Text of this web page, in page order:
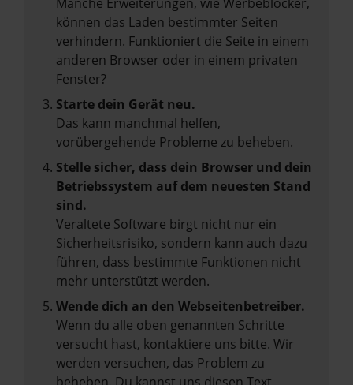
können das Laden bestimmter Seiten
verhindern. Funktioniert die Seite in einem
anderen Browser oder in einem privaten
Fenster?
Starte dein Gerät neu.
Das kann manchmal helfen,
vorübergehende Probleme zu beheben.
Stelle sicher, dass dein Browser und dein
Betriebssystem auf dem neuesten Stand
sind.
Veraltete Software birgt nicht nur ein
Sicherheitsrisiko, sondern kann auch dazu
führen, dass bestimmte Funktionen nicht
mehr unterstützt werden.
Wende dich an den Webseitenbetreiber.
Wenn du alle oben genannten Schritte
versucht hast, kontaktiere uns bitte. Wir
werden versuchen, das Problem zu